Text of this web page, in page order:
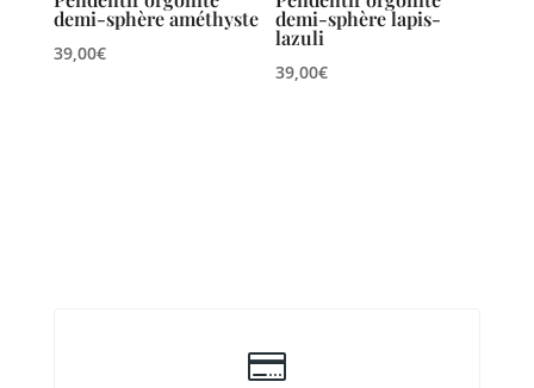
demi-sphère améthyste
39,00€
demi-sphère lapis-
lazuli
39,00€
